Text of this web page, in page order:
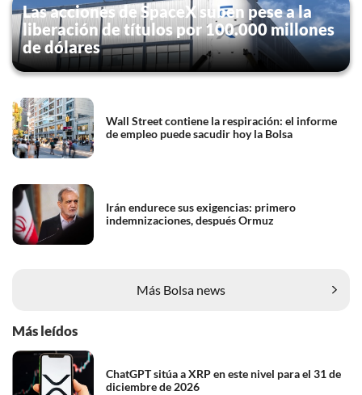
Las acciones de SpaceX suben pese a la
liberación de títulos por 100.000 millones
de dólares
Wall Street contiene la respiración: el informe
de empleo puede sacudir hoy la Bolsa
Irán endurece sus exigencias: primero
indemnizaciones, después Ormuz
Más Bolsa news
Más leídos
ChatGPT sitúa a XRP en este nivel para el 31 de
diciembre de 2026